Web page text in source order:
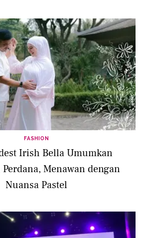
FASHION
Irish Bella Umumkan
Menawan dengan
Nuansa Pastel